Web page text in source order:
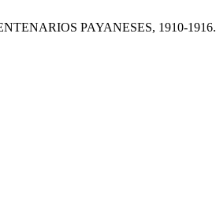
PAYANESES, 1910-1916.